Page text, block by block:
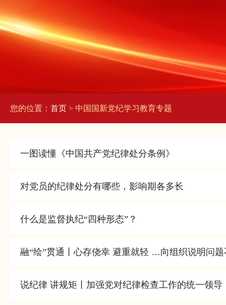
您的位置： 首页 > 中国国新党纪学习教育专题
一图读懂《中国共产党纪律处分条例》
对党员的纪律处分有哪些，影响期各多长
什么是监督执纪“四种形态”？
融“绘”贯通丨心存侥幸 避重就轻 …向组织说明问
说纪律 讲规矩丨加强党对纪律检查工作的统一领导